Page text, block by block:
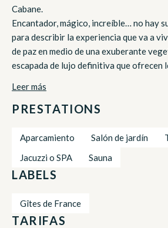
Cabane.
Encantador, mágico, increíble… no hay
para describir la experiencia que va a
de paz en medio de una exuberante
escapada de lujo definitiva que ofrecen
Leer más
PRESTATIONS
Aparcamiento Salón de jardín
Jacuzzi o SPA
Sauna
LABELS
Gîtes de France
TARIFAS